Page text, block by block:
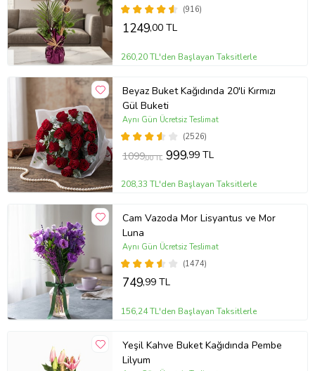
(916)
1249,00 TL
260,20 TL'den Başlayan Taksitlerle
Beyaz Buket Kağıdında 20'li Kırmızı
Gül Buketi
(2526)
Aynı Gün Ücretsiz Teslimat
1099,00 TL 999,99 TL
208,33 TL'den Başlayan Taksitlerle
Cam Vazoda Mor Lisyantus ve Mor
Luna
(1474)
Aynı Gün Ücretsiz Teslimat
749,99 TL
156,24 TL'den Başlayan Taksitlerle
Yeşil Kahve Buket Kağıdında Pembe
Lilyum